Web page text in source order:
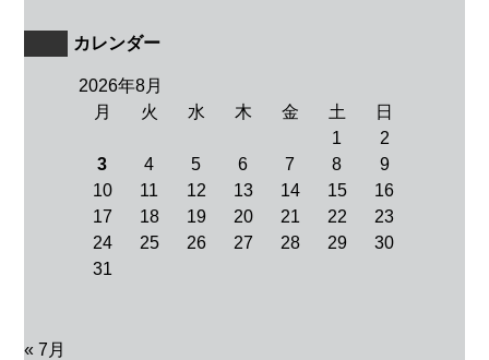
カレンダー
2026年8月
月
火 水 木 金 土
日
1
2
3
4 5 6 7 8
9
10
11 12 13 14 15
16
17
18 19 20 21 22
23
24
25 26 27 28 29
30
31
« 7月